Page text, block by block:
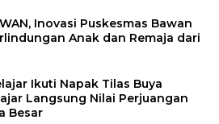
Inovasi Puskesmas Bawan
Anak dan Remaja dari
Ikuti Napak Tilas Buya
Langsung Nilai Perjuangan
Besar